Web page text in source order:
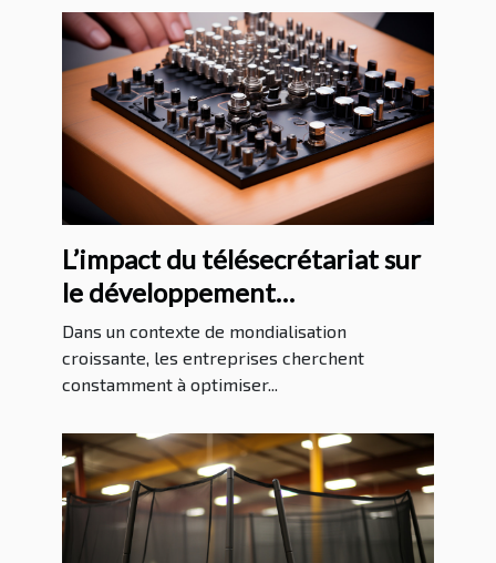
L’impact du télésecrétariat sur
le développement
international des entreprises
Dans un contexte de mondialisation
croissante, les entreprises cherchent
constamment à optimiser...